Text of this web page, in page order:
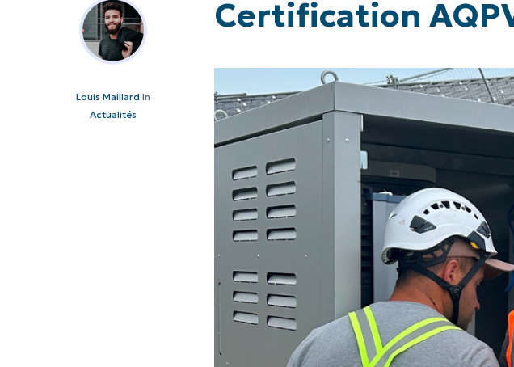
Louis Maillard In
Actualités
Certification